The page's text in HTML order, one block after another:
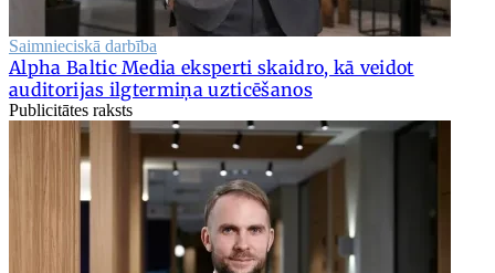
Saimnieciskā darbība
Alpha Baltic Media eksperti skaidro, kā veidot
auditorijas ilgtermiņa uzticēšanos
Publicitātes raksts